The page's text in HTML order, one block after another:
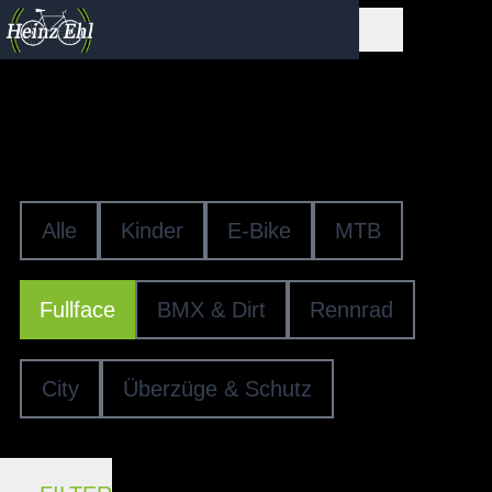
Alle Kinder E-Bike MTB
Fullface BMX & Dirt Rennrad
City Überzüge & Schutz